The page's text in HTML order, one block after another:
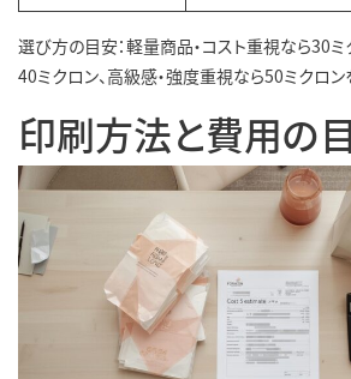
選び方の目安：軽量商品・コスト重視なら30
40ミクロン、高級感・強度重視なら50ミクロン
印刷方法と費用の